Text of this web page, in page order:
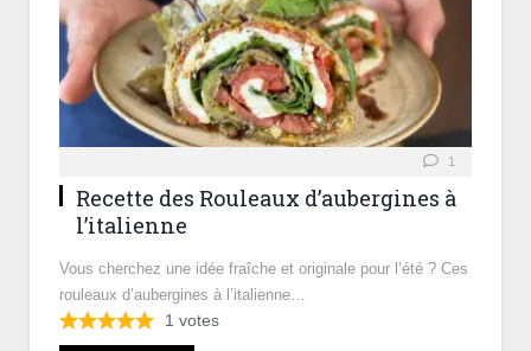
1
Recette des Rouleaux d’aubergines à
l’italienne
Vous cherchez une idée fraîche et originale pour l’été ? Ces
rouleaux d’aubergines à l’italienne…
1 votes